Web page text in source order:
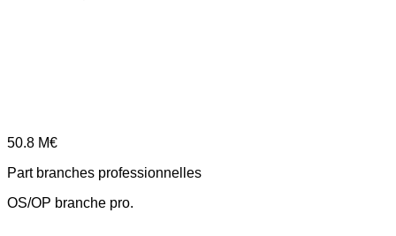
50.8 M€
Part branches professionnelles
OS/OP branche pro.